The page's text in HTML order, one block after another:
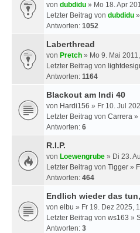
von dubdidu » Mo 18. Apr
Letzter Beitrag von dubdidu »
Antworten: 1052
Laberthread
von Pretch » Mo 9. Mai
Letzter Beitrag von
Antworten: 1164
Blackout am Indi 40
von Hardi156 » Fr 10. Jul
Letzter Beitrag von Carrera »
Antworten: 6
R.I.P.
von Loewengrube » Di 23.
Letzter Beitrag von Tigger »
Antworten: 464
Endlich wieder das
von elbu » Fr 19. Dez 2025,
Letzter Beitrag von ws163 »
Antworten: 3